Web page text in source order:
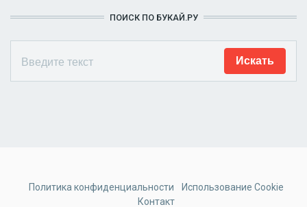
ПОИСК ПО БУКАЙ.РУ
Политика конфиденциальности
Использование Cookie
Контакт